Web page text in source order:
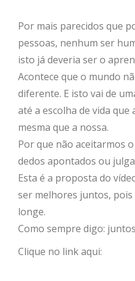
Por mais parecidos que
pessoas, nenhum ser
isto já deveria ser o
Acontece que o mundo
diferente. E isto vai de
até a escolha de vida que
mesma que a nossa.
Por que não aceitarmos
dedos apontados ou
Esta é a proposta do
ser melhores juntos,
longe.
Como sempre digo:
Clique no link aqui: